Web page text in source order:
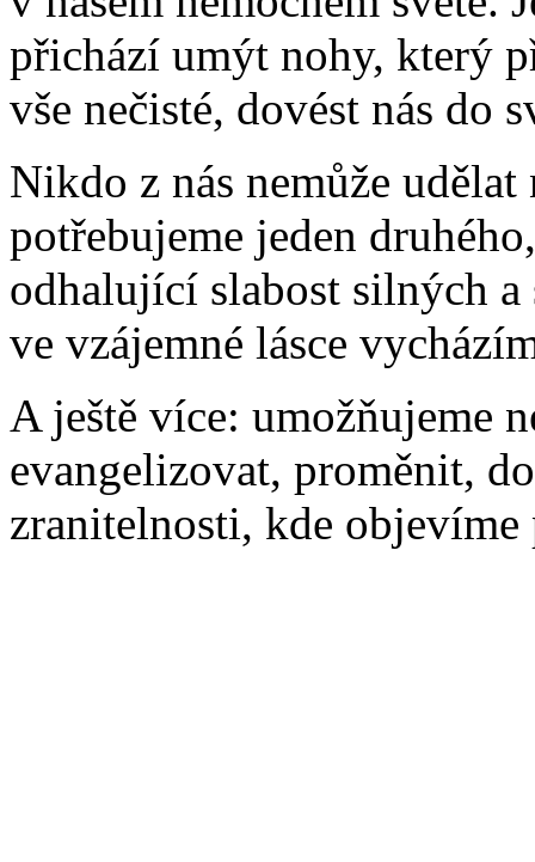
přichází umýt nohy, který
vše nečisté, dovést nás do
Nikdo z nás nemůže
potřebujeme jeden
odhalující slabost silných
ve vzájemné lásce
A ještě více: umožňujeme
evangelizovat, proměnit,
zranitelnosti, kde